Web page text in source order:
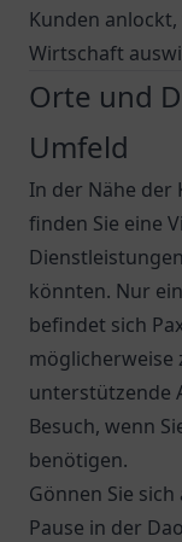
Kunden
Wirtschaft
Orte und
Umfeld
In der Nähe der
finden Sie eine
könnten. Nur
befindet sich
möglicherweise
unterstützende
Besuch, wenn
benötigen.
Gönnen Sie
Pause in der